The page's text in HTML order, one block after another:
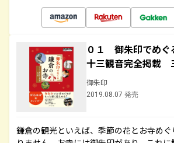
０１ 御朱印でめ
十三観音完全掲載
御朱印
2019.08.07 発売
鎌倉の観光といえば、季節の花とお寺め